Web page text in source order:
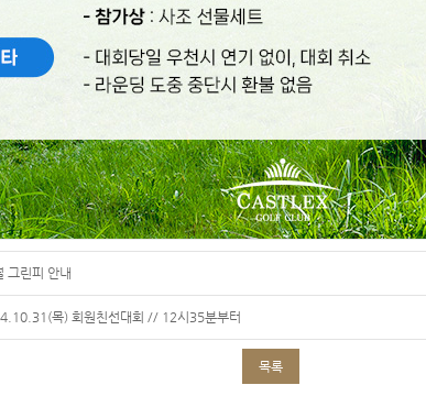
그린피 안내
목) 회원친선대회 // 12시35분부터
목록